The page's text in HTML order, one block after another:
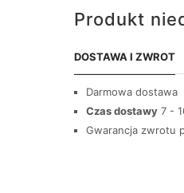
Produkt
DOSTAWA I ZWROT
Darmowa dostawa
Czas dostawy 7 -
Gwarancja zwrotu